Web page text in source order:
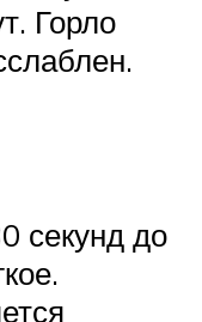
Горло
секунд до